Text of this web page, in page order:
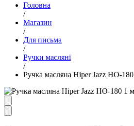
Головна
/
Магазин
/
Для письма
/
Ручки масляні
/
Ручка масляна Hiper Jazz HO-